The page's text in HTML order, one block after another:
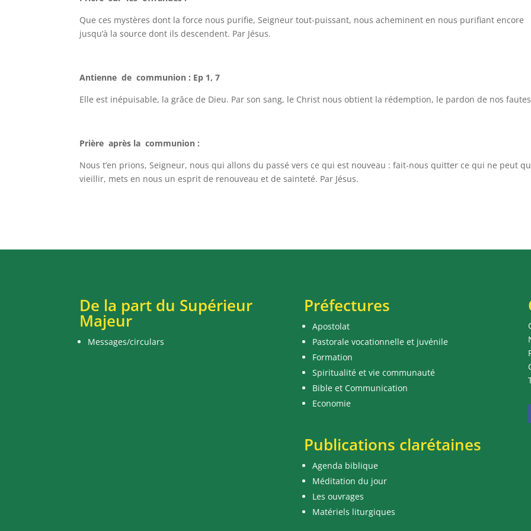
Que ces mystères dont la force nous purifie, Seigneur tout-puissant, nous acheminent en nous purifiant encore
jusqu’à la source dont ils descendent. Par Jésus.
Antienne de communion : Ep 1, 7
Elle est inépuisable, la grâce de Dieu. Par son sang, le Christ nous obtient la rédemption, le pardon de nos
Prière après la communion :
Nous t’en prions, Seigneur, nous qui allons du passé vers ce qui est nouveau : fait-nous quitter ce qui ne peut
vieillir, mets en nous un esprit de renouveau et de sainteté. Par Jésus.
De la part du Supérieur
Majeur
Messages/circulars
Préfectures
Apostolat
Pastorale vocationnelle et juvénile
Formation
Spiritualité et vie communauté
Bible et Communication
Economie
Publications clarétaines
Agenda biblique
Méditation du jour
Les ouvrages
Matériels liturgiques